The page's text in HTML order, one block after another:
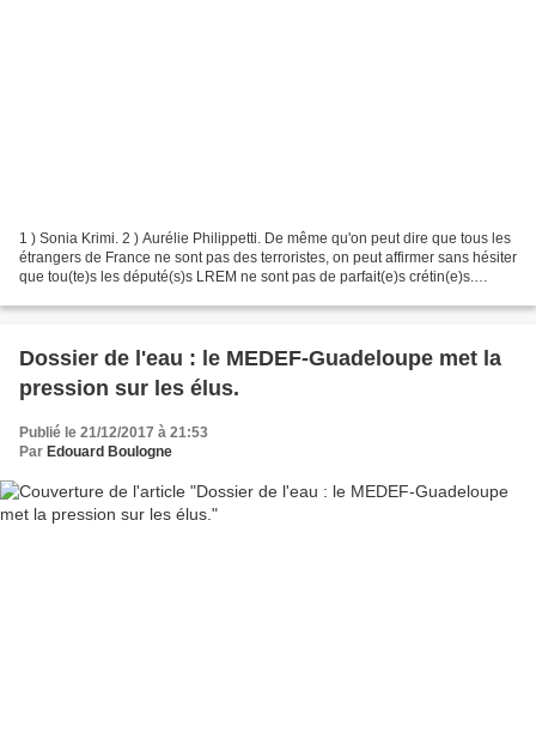
1 ) Sonia Krimi. 2 ) Aurélie Philippetti. De même qu'on peut dire que tous les
étrangers de France ne sont pas des terroristes, on peut affirmer sans hésiter
que tou(te)s les député(s)s LREM ne sont pas de parfait(e)s crétin(e)s.
Dossier de l'eau : le MEDEF-Guadeloupe met la
pression sur les élus.
Publié le 21/12/2017 à 21:53
Par Edouard Boulogne